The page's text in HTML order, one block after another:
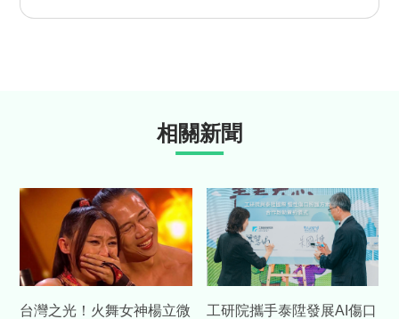
相關新聞
台灣之光！火舞女神楊立微
工研院攜手泰陞發展AI傷口